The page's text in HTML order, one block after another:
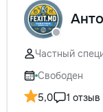
Частный
Свободен
5,0
1 отзыв